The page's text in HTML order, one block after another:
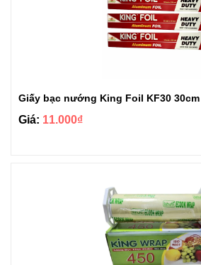
Giấy bạc nướng King Foil KF30 30cm
Giá: 11.000₫